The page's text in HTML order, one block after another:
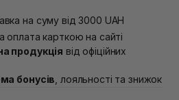
вул. Академіка Підстригача, 1В
на суму від 3000 UAH
оплата карткою на сайті
продукція від офіційних
бонусів , лояльності та знижок